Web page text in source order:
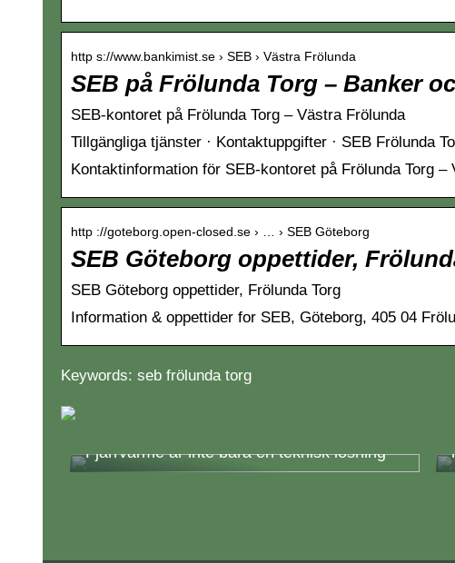
http s://www.bankimist.se › SEB › Västra Frölunda
SEB på Frölunda Torg – Banker
SEB-kontoret på Frölunda Torg – Västra Frölunda
Tillgängliga tjänster · Kontaktuppgifter · SEB Frölunda
Kontaktinformation för SEB-kontoret på Frölunda Torg –
http ://goteborg.open-closed.se › … › SEB Göteborg
SEB Göteborg oppettider,
SEB Göteborg oppettider, Frölunda Torg
Information & oppettider for SEB, Göteborg, 405 04
Keywords: seb frölunda torg
Fjärrvärme är inte bara en teknisk lösning